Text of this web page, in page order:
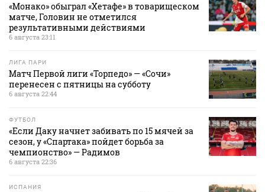
«Монако» обыграл «Хетафе» в товарищеском
матче, Головин не отметился
результативными действиями
6 августа 23:11
ЛИГА ПАРИ
Матч Первой лиги «Торпедо» — «Сочи»
перенесен с пятницы на субботу
6 августа 22:44
ФУТБОЛ
«Если Даку начнет забивать по 15 мячей за
сезон, у «Спартака» пойдет борьба за
чемпионство» — Радимов
6 августа 22:36
ИСПАНИЯ